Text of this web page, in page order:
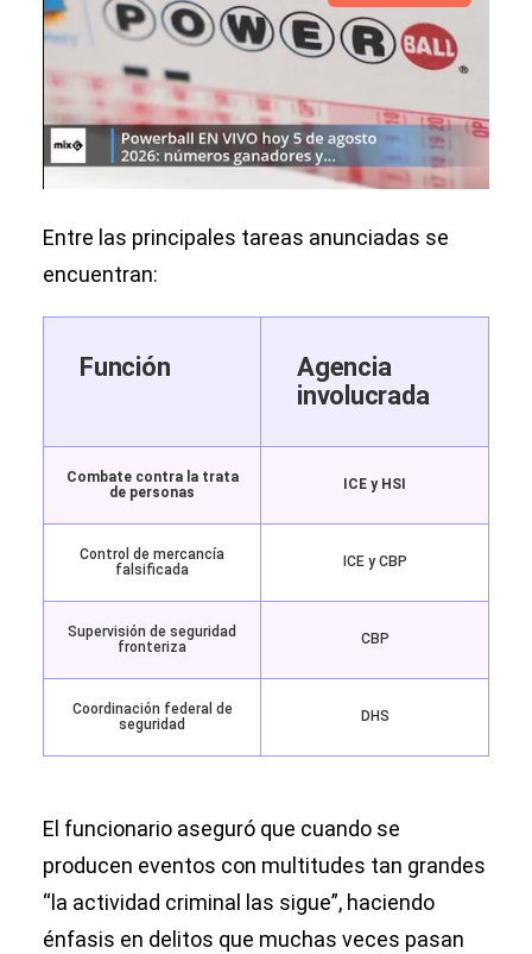
Entre las principales tareas anunciadas se
encuentran:
Función
Agencia
involucrada
Combate contra la trata
de personas
ICE y HSI
Control de mercancía
falsificada
ICE y CBP
Supervisión de seguridad
fronteriza
CBP
Coordinación federal de
seguridad
DHS
El funcionario aseguró que cuando se
producen eventos con multitudes tan grandes
“la actividad criminal las sigue”, haciendo
énfasis en delitos que muchas veces pasan